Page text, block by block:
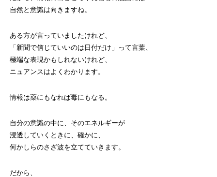
自然と意識は向きますね。
ある方が言っていましたけれど、
「新聞で信じていいのは日付だけ」って言葉、
極端な表現かもしれないけれど、
ニュアンスはよくわかります。
情報は薬にもなれば毒にもなる。
自分の意識の中に、そのエネルギーが
浸透していくときに、確かに、
何かしらのさざ波を立てていきます。
だから、